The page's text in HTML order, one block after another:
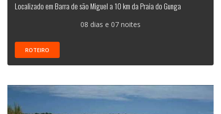
Localizado em Barra de são Miguel a 10 km da Praia do Gunga
08 dias e 07 noites
ROTEIRO